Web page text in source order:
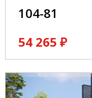
104-81
54 265 ₽